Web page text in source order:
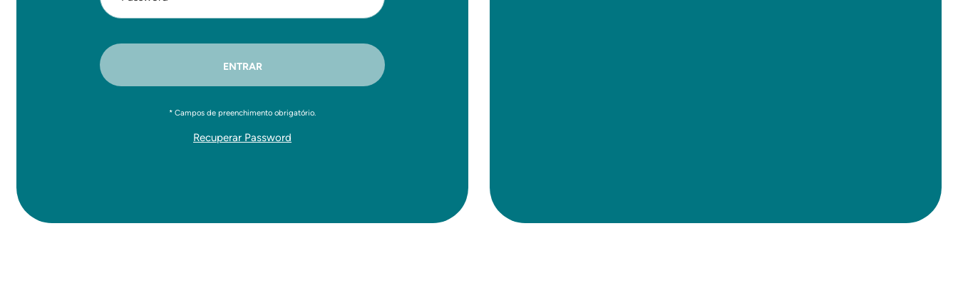
ENTRAR
* Campos de preenchimento obrigatório.
Recuperar Password